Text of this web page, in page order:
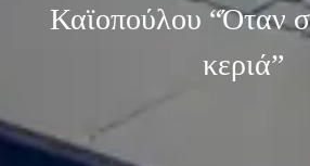
Καϊοπούλου “Όταν
κεριά”